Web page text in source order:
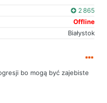
2 865
Offline
Białystok
bo mogą być zajebiste